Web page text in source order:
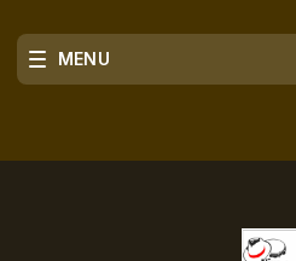
MENU